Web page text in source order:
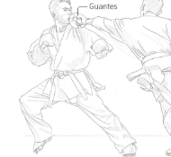
Avisos